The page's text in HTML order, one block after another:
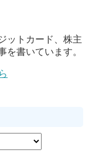
ットカード、株主
を書いています。